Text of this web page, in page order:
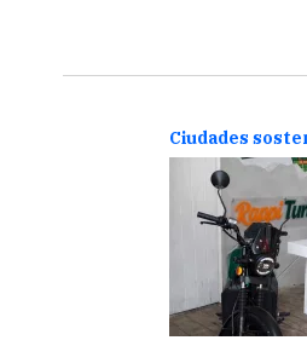
Ciudades